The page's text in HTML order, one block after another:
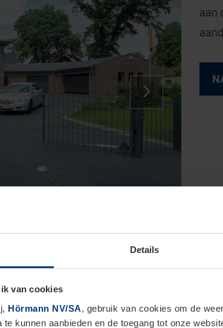
Details
van cookies
Hörmann NV/SA, gebruik van cookies om de
kunnen aanbieden en de toegang tot onze
aan
wonen